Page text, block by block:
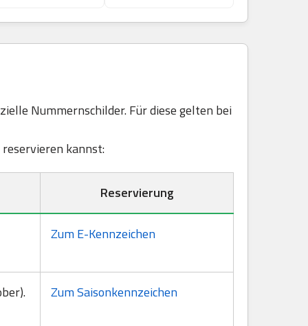
Nummernschilder. Für diese gelten bei
kannst:
Reservierung
Zum E-Kennzeichen
Zum Saisonkennzeichen